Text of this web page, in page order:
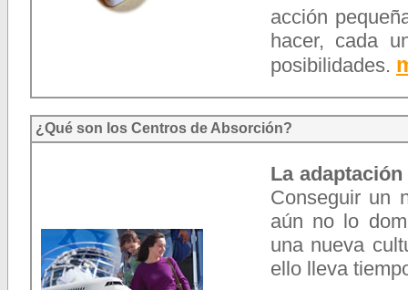
acción
hacer, cada
posibilidades.
¿Qué son los Centros de Absorción?
La
Conseguir un
aún no lo
una nueva
ello lleva